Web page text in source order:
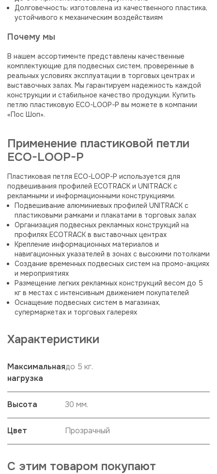
Долговечность: изготовлена из качественного пластика,
устойчивого к механическим воздействиям
Почему мы
В нашем ассортименте представлены качественные
комплектующие для подвесных систем, проверенные в
реальных условиях эксплуатации в торговых центрах и
выставочных залах. Мы гарантируем надежность каждой
конструкции и стабильное качество продукции. Купить
петлю пластиковую ECO-LOOP-P вы можете в компании
«Пос Шоп».
Применение пластиковой петли
ECO-LOOP-P
Пластиковая петля ECO-LOOP-P используется для
подвешивания профилей ECOTRACK и UNITRACK с
рекламными и информационными конструкциями.
Подвешивание алюминиевых профилей UNITRACK с
пластиковыми рамками и плакатами в торговых залах
Организация подвесных рекламных конструкций на
профилях ECOTRACK в выставочных центрах
Крепление информационных материалов и
навигационных указателей в зонах с высокими потолками
Создание временных подвесных систем на промо-акциях
и мероприятиях
Размещение легких рекламных конструкций весом до 5
кг в местах с интенсивным движением покупателей
Оснащение подвесных систем в магазинах,
супермаркетах и торговых галереях
Характеристики
Максимальная
нагрузка
до 5 кг.
Высота 30 мм.
Цвет Прозрачный
С этим товаром покупают